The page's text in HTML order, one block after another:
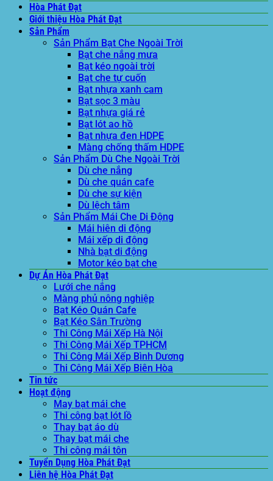
Hòa Phát Đạt
Giới thiệu Hòa Phát Đạt
Sản Phẩm
Sản Phẩm Bạt Che Ngoài Trời
Bạt che nắng mưa
Bạt kéo ngoài trời
Bạt che tự cuốn
Bạt nhựa xanh cam
Bạt sọc 3 màu
Bạt nhựa giá rẻ
Bạt lót ao hồ
Bạt nhựa đen HDPE
Màng chống thấm HDPE
Sản Phẩm Dù Che Ngoài Trời
Dù che nắng
Dù che quán cafe
Dù che sự kiện
Dù lệch tâm
Sản Phẩm Mái Che Di Động
Mái hiên di động
Mái xếp di động
Nhà bạt di động
Motor kéo bạt che
Dự Án Hòa Phát Đạt
Lưới che nắng
Màng phủ nông nghiệp
Bạt Kéo Quán Cafe
Bạt Kéo Sân Trường
Thi Công Mái Xếp Hà Nội
Thi Công Mái Xếp TPHCM
Thi Công Mái Xếp Bình Dương
Thi Công Mái Xếp Biên Hòa
Tin tức
Hoạt động
May bạt mái che
Thi công bạt lót lồ
Thay bạt áo dù
Thay bạt mái che
Thi công mái tôn
Tuyển Dụng Hòa Phát Đạt
Liên hệ Hòa Phát Đạt